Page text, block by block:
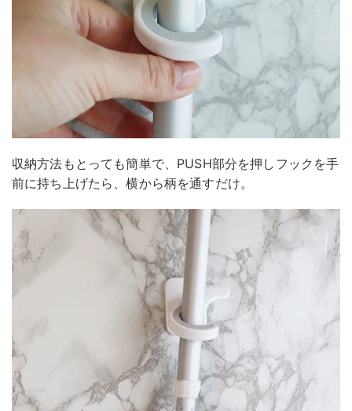
収納方法もとっても簡単で、PUSH部分を押しフックを手
前に持ち上げたら、横から柄を通すだけ。